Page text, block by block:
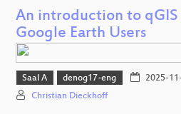
An introduction to
Google Earth Users
Saal A denog17-eng 2025-
Christian Dieckhoff